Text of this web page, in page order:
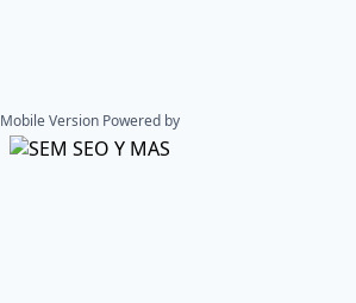
Mobile Version Powered by